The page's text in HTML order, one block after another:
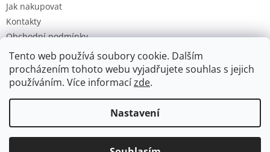
Tento web používá soubory cookie. Dalším
procházením tohoto webu vyjadřujete souhlas s jejich
používáním. Více informacízde.
Nastavení
Jsme bezobalový prodej v Olomouci. E-shop umožňuje pouze
Jak nakupovat
Kontakty
Obchodní podmínky
Podmínky ochrany osobních údajů
Copyright 2026EKO KOUTEK. Všechna práva vyhrazena.